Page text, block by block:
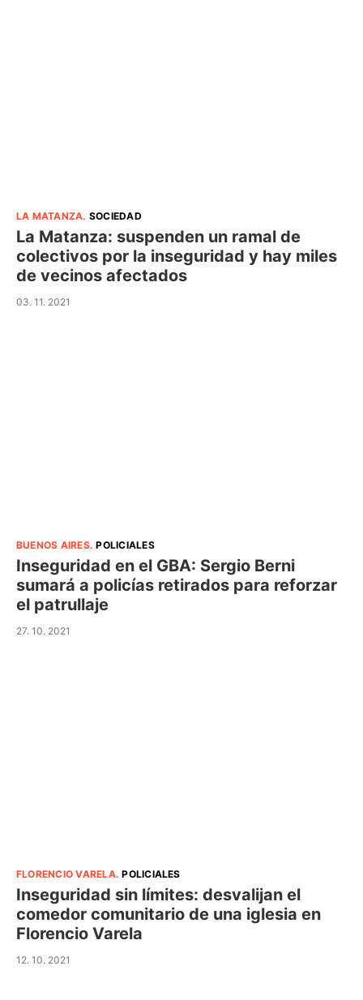
LA MATANZA. SOCIEDAD
La Matanza: suspenden un ramal de
colectivos por la inseguridad y hay miles
de vecinos afectados
03. 11. 2021
BUENOS AIRES.POLICIALES
Inseguridad en el GBA: Sergio Berni
sumará a policías retirados para reforzar
el patrullaje
27. 10. 2021
FLORENCIO VARELA.POLICIALES
Inseguridad sin límites: desvalijan el
comedor comunitario de una iglesia en
Florencio Varela
12. 10. 2021